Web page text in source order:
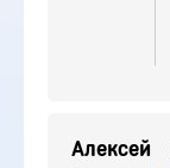
Алексей